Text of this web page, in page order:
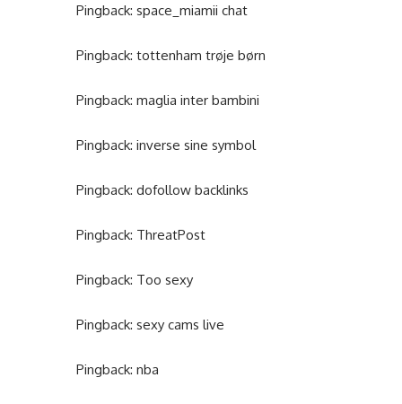
Pingback: space_miamii chat
Pingback: tottenham trøje børn
Pingback: maglia inter bambini
Pingback: inverse sine symbol
Pingback: dofollow backlinks
Pingback: ThreatPost
Pingback: Too sexy
Pingback: sexy cams live
Pingback: nba